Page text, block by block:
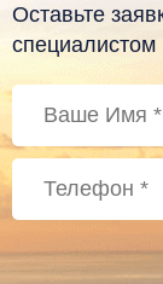
Оставьте
специалистом